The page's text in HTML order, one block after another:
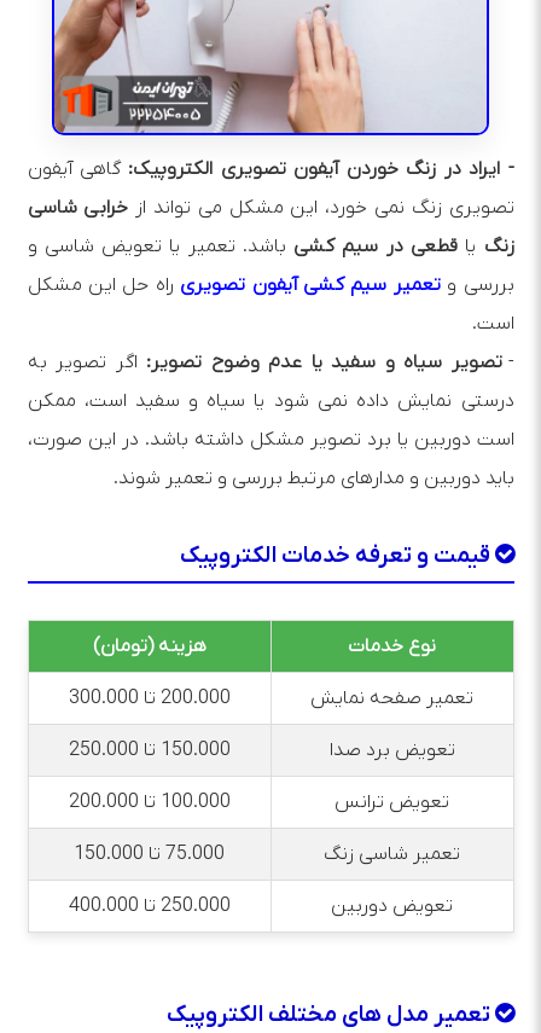
- ایراد در زنگ خوردن آیفون تصویری الکتروپیک: گاهی آیفون
تصویری زنگ نمی‌ خورد، این مشکل می‌ تواند از خرابی شاسی
زنگ یاقطعی در سیم‌ کشی باشد. تعمیر یا تعویض شاسی و
بررسی وتعمیر سیم‌ کشی آیفون تصویری راه‌ حل این مشکل
است.
-تصویر سیاه و سفید یا عدم وضوح تصویر: اگر تصویر به
درستی نمایش داده نمی‌ شود یا سیاه و سفید است، ممکن
است دوربین یا برد تصویر مشکل داشته باشد. در این صورت،
باید دوربین و مدارهای مرتبط بررسی و تعمیر شوند.
قیمت و تعرفه خدمات الکتروپیک
نوع خدمات هزینه (تومان)
تعمیر صفحه نمایش 200.000 تا 300.000
تعویض برد صدا 150.000 تا 250.000
تعویض ترانس 100.000 تا 200.000
تعمیر شاسی زنگ 75.000 تا 150.000
تعویض دوربین 250.000 تا 400.000
تعمیر مدل های مختلف الکتروپیک